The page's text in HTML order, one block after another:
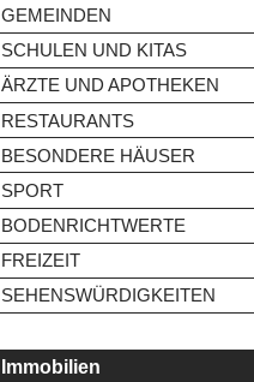
GEMEINDEN
SCHULEN UND KITAS
ÄRZTE UND APOTHEKEN
RESTAURANTS
BESONDERE HÄUSER
SPORT
BODENRICHTWERTE
FREIZEIT
SEHENSWÜRDIGKEITEN
Immobilien